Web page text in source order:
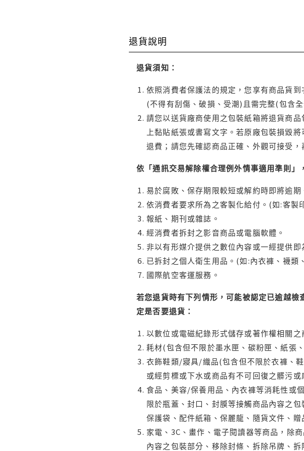
退貨說明
退貨須知：
依照消費者保護法的規定，您享有商品貨
(不得有刮傷、破損、受潮)且需完整(包含
請您以送貨廠商使用之包裝紙箱將退貨商
上黏貼紙張或書寫文字。若原廠包裝損毀
退費；請您先確認商品正確、外觀可接受
依「通訊交易解除權合理例外情事適用準則」
易於腐敗、保存期限較短或解約時即將逾
依消費者要求所為之客製化給付。(如:客製
報紙、期刊或雜誌。
經消費者拆封之影音商品或電腦軟體。
非以有形媒介提供之數位內容或一經提供
已拆封之個人衛生用品。(如:內衣褲、襪類
國際航空客運服務。
若您退貨時有下列情形，可能被認定已逾越
定是否要退貨：
以數位或電磁紀錄形式儲存或著作權相關
耗材(包含但不限於墨水匣、碳粉匣、紙張
衣飾鞋類/寢具/織品(包含但不限於衣褲、
或經剪標或下水或商品有不可回復之髒污或
食品、美容/保養用品、內衣褲等消耗性或
限於瓶蓋、封口、封膜等接觸商品內容之
保護袋、配件紙箱、保麗龍、隨貨文件、贈
家電、3C、畫作、電子閱讀器等商品，除
內容之包裝部分、移除封條、拆除吊牌、